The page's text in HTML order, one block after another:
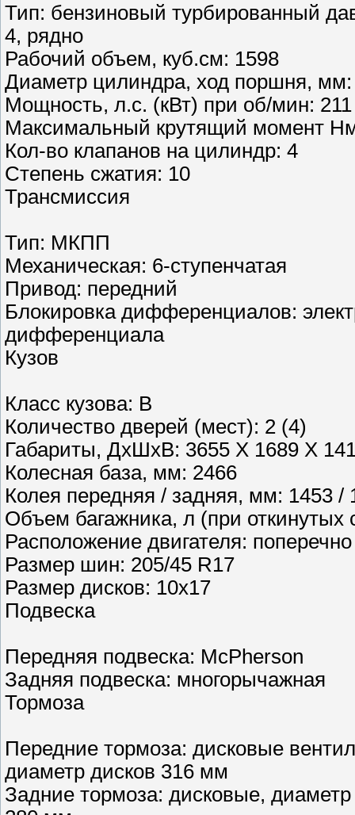
Тип: бензиновый турбированный
4, рядно
Рабочий объем, куб.см: 1598
Диаметр цилиндра, ход поршня, мм:
Мощность, л.с. (кВт) при об/мин:
Максимальный крутящий момент
Кол-во клапанов на цилиндр: 4
Степень сжатия: 10
Трансмиссия
Тип: МКПП
Механическая: 6-ступенчатая
Привод: передний
Блокировка дифференциалов:
дифференциала
Кузов
Класс кузова: B
Количество дверей (мест): 2 (4)
Габариты, ДхШхВ: 3655 X 1689 X
Колесная база, мм: 2466
Колея передняя / задняя, мм: 1453 /
Объем багажника, л (при откинутых
Расположение двигателя: поперечно
Размер шин: 205/45 R17
Размер дисков: 10x17
Подвеска
Передняя подвеска: McPherson
Задняя подвеска: многорычажная
Тормоза
Передние тормоза: дисковые
диаметр дисков 316 мм
Задние тормоза: дисковые, диаметр